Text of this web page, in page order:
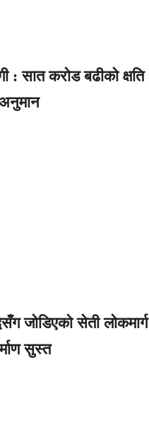
: सात करोड बढीको क्षति
जोडिएको सेती लोकमार्ग
सुस्त